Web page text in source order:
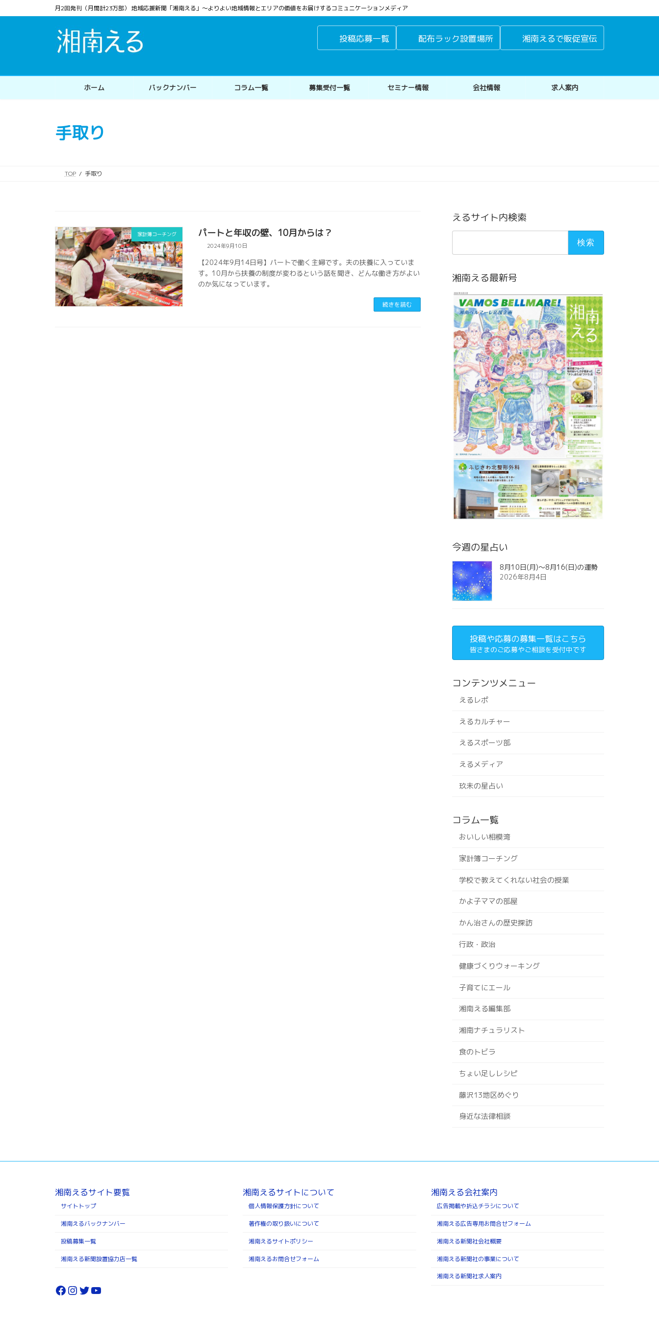
ン
ス
ビ
ン
月2回発刊（月間計23万部） 地域応援新聞「湘南える」〜よりよい地域情報とエリアの価値をお届けするコミュニケーションメディア
投稿応募一覧 配布ラック設置場所 湘南えるで販促宣伝
ホーム バックナンバー コラム一覧 募集受付一覧 セミナー情報 会社情報 求人案内
手取り
TOP 手取り
家計簿コーチング パートと年収の壁、10月からは？
2024年9月10日
【2024年9月14日号】パートで働く主婦です。夫の扶養に入っていま
す。10月から扶養の制度が変わるという話を聞き、どんな働き方がよい
のか気になっています。
続きを読む
えるサイト内検索
湘南える最新号
今週の星占い
8月10日(月)～8月16(日)の運勢
2026年8月4日
投稿や応募の募集一覧はこちら
皆さまのご応募やご相談を受付中です
コンテンツメニュー
えるレポ
えるカルチャー
えるスポーツ部
えるメディア
玖未の星占い
コラム一覧
おいしい相模湾
家計簿コーチング
学校で教えてくれない社会の授業
かよ子ママの部屋
かん治さんの歴史探訪
行政・政治
健康づくりウォーキング
子育てにエール
湘南える編集部
湘南ナチュラリスト
食のトビラ
ちょい足しレシピ
藤沢13地区めぐり
身近な法律相談
湘南えるサイト要覧
サイトトップ
湘南えるバックナンバー
投稿募集一覧
湘南える新聞設置協力店一覧
Facebook
Instagram
Twitter
YouTube
湘南えるサイトについて
個人情報保護方針について
著作権の取り扱いについて
湘南えるサイトポリシー
湘南えるお問合せフォーム
湘南える会社案内
広告掲載や折込チラシについて
湘南える広告専用お問合せフォーム
湘南える新聞社会社概要
湘南える新聞社の事業について
湘南える新聞社求人案内